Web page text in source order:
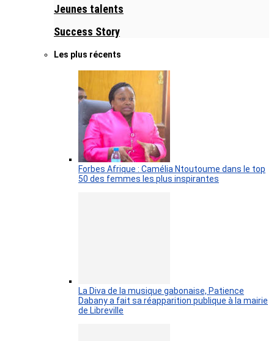
Jeunes talents
Success Story
Les plus récents
Forbes Afrique : Camélia Ntoutoume dans le top
50 des femmes les plus inspirantes
La Diva de la musique gabonaise, Patience
Dabany a fait sa réapparition publique à la mairie
de Libreville